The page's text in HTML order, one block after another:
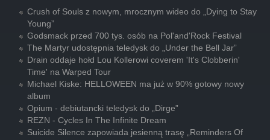
Crush of Souls z nowym, mrocznym wideo do „Dying to Stay
Young”
Godsmack przed 700 tys. osób na Pol'and'Rock Festival
The Martyr udostępnia teledysk do „Under the Bell Jar”
Drain oddaje hołd Lou Kollerowi coverem 'It's Clobberin'
Time' na Warped Tour
Michael Kiske: HELLOWEEN ma już w 90% gotowy nowy
album
Opium - debiutancki teledysk do „Dirge”
REZN - Cycles In The Infinite Dream
Suicide Silence zapowiada jesienną trasę „Reminders Of